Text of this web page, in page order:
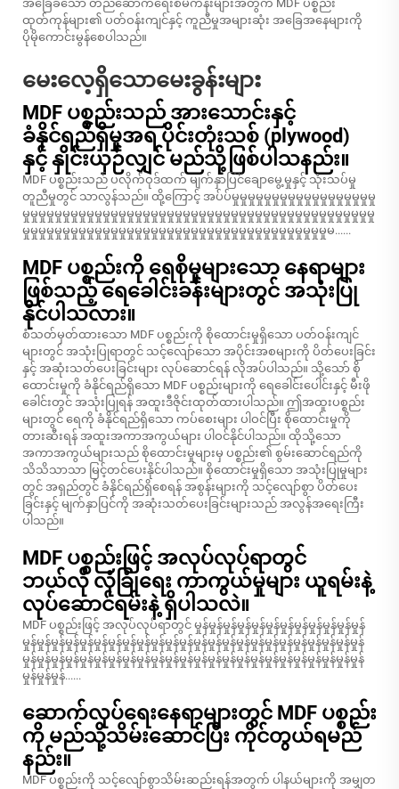
အခြေခံသော တည်ဆောက်ရေးစီမံကိန်းများအတွက် MDF ပစ္စည်း
ထုတ်ကုန်များ၏ ပတ်ဝန်းကျင်နှင့် ကူညီမှုအများဆုံး အခြေအနေများကို
ပိုမိုကောင်းမွန်စေပါသည်။
မေးလေ့ရှိသောမေးခွန်းများ
MDF ပစ္စည်းသည် အားသောင်းနှင့်
ခံနိုင်ရည်ရှိမှုအရ ပိုင်းတုံးသစ် (plywood)
နှင့် နှိုင်းယှဉ်လျှင် မည်သို့ဖြစ်ပါသနည်း။
MDF ပစ္စည်းသည် ပလိုက်ဝုဒ်ထက် မျက်နှာပြင်ချောမွေ့မှုနှင့် သုံးသပ်မှု
တူညီမှုတွင် သာလွန်သည်။ ထို့ကြောင့် အပ်ပ်မှုမှုမှုမှုမှုမှုမှုမှုမှုမှုမှုမှုမှုမှုမှုမှုမှုမှု
မှုမှုမှုမှုမှုမှုမှုမှုမှုမှုမှုမှုမှုမှုမှုမှုမှုမှုမှုမှုမှုမှုမှုမှုမှုမှုမှုမှုမှုမှုမှုမှုမှုမှုမှုမှုမှုမှုမှုမှုမှုမှုမှုမှု
မှုမှုမှုမှုမှုမှုမှုမှုမှုမှုမှုမှုမှုမှုမှုမှုမှုမှုမှုမှုမှုမှုမှုမှုမှုမှုမှုမှုမှုမှုမှုမှုမှုမှုမှုမှုမှုမှုမ......
MDF ပစ္စည်းကို ရေစိုမှုများသော နေရာများ
ဖြစ်သည့် ရေခေါင်းခန်းများတွင် အသုံးပြု
နိုင်ပါသလား။
စံသတ်မှတ်ထားသော MDF ပစ္စည်းကို စိုထောင်းမှုရှိသော ပတ်ဝန်းကျင်
များတွင် အသုံးပြုရာတွင် သင့်လျော်သော အပိုင်းအစများကို ပိတ်ပေးခြင်း
နှင့် အဆုံးသတ်ပေးခြင်းများ လုပ်ဆောင်ရန် လိုအပ်ပါသည်။ သို့သော် စို
ထောင်းမှုကို ခံနိုင်ရည်ရှိသော MDF ပစ္စည်းများကို ရေခေါင်းပေါင်းနှင့် မီးဖို
ခေါင်းတွင် အသုံးပြုရန် အထူးဒီဇိုင်းထုတ်ထားပါသည်။ ဤအထူးပစ္စည်း
များတွင် ရေကို ခံနိုင်ရည်ရှိသော ကပ်စေးများ ပါဝင်ပြီး စိုထောင်းမှုကို
တားဆီးရန် အထူးအကာအကွယ်များ ပါဝင်နိုင်ပါသည်။ ထိုသို့သော
အကာအကွယ်များသည် စိုထောင်းမှုများမှ ပစ္စည်း၏ စွမ်းဆောင်ရည်ကို
သိသိသာသာ မြင့်တင်ပေးနိုင်ပါသည်။ စိုထောင်းမှုရှိသော အသုံးပြုမှုများ
တွင် အရှည်တွင် ခံနိုင်ရည်ရှိစေရန် အစွန်းများကို သင့်လျော်စွာ ပိတ်ပေး
ခြင်းနှင့် မျက်နှာပြင်ကို အဆုံးသတ်ပေးခြင်းများသည် အလွန်အရေးကြီး
ပါသည်။
MDF ပစ္စည်းဖြင့် အလုပ်လုပ်ရာတွင်
ဘယ်လို လုံခြုံရေး ကာကွယ်မှုများ ယူရမ်းနဲ့
လုပ်ဆောင်ရမ်းနဲ့ ရှိပါသလဲ။
MDF ပစ္စည်းဖြင့် အလုပ်လုပ်ရာတွင် မှုန်မှုန်မှုန်မှုန်မှုန်မှုန်မှုန်မှုန်မှုန်မှုန်မှုန်မှုန်
မှုန်မှုန်မှုန်မှုန်မှုန်မှုန်မှုန်မှုန်မှုန်မှုန်မှုန်မှုန်မှုန်မှုန်မှုန်မှုန်မှုန်မှုန်မှုန်မှုန်မှုန်မှုန်မှုန်မှုန်
မှုန်မှုန်မှုန်မှုန်မှုန်မှုန်မှုန်မှုန်မှုန်မှုန်မှုန်မှုန်မှုန်မှုန်မှုန်မှုန်မှုန်မှုန်မှုန်မှုန်မှုန်မှုန်မှုန်မှုန်
မှုန်မှုန်မှုန်......
ဆောက်လုပ်ရေးနေရာများတွင် MDF ပစ္စည်း
ကို မည်သို့သိမ်းဆောင်ပြီး ကိုင်တွယ်ရမည်
နည်း။
MDF ပစ္စည်းကို သင့်လျော်စွာသိမ်းဆည်းရန်အတွက် ပါနယ်များကို အမျှတ